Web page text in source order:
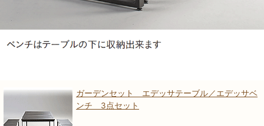
ガーデンセット エデッサテーブル／エデッサベ
ンチ 3点セット